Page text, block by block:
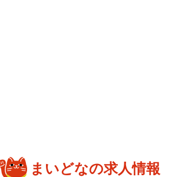
まいどなの求人情報